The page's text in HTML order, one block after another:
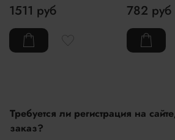
1511 руб 782 руб
Требуется ли регистрация на
заказ?